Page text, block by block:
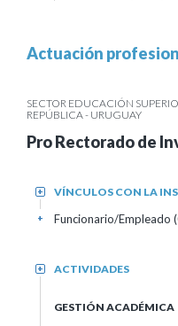
Actuación
SECTOR EDUCACIÓN
REPÚBLICA - URUGUAY
Pro Rectorado de
VÍNCULOS CON LA
+
Funcionario/Empleado
+
ACTIVIDADES
+
GESTIÓN ACADÉMICA